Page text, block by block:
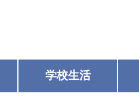
学校生活